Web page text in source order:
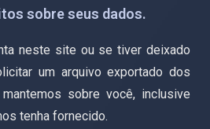
sobre seus dados.
neste site ou se tiver deixado
um arquivo exportado dos
sobre você, inclusive
tenha fornecido.